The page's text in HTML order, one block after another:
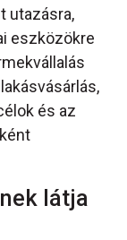
utazásra,
eszközökre
és az
látja